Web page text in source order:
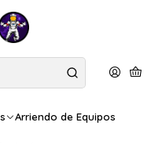
Arriendo de Equipos